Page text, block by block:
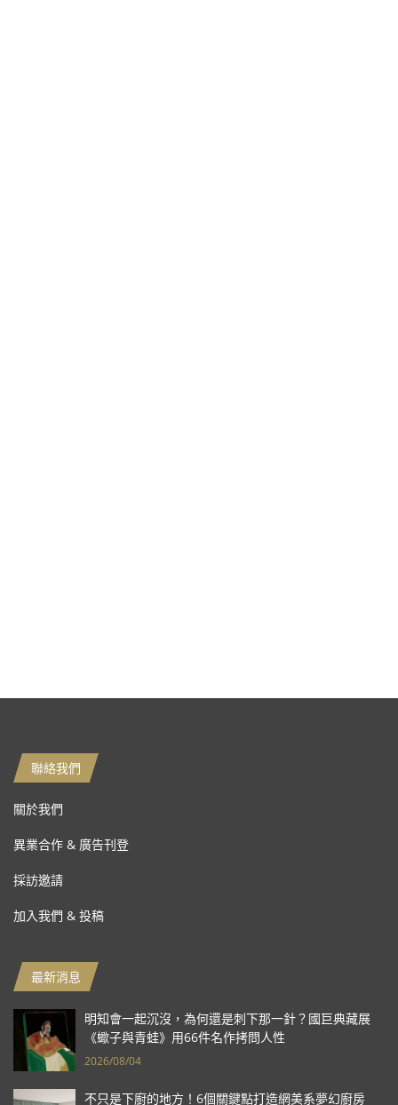
聯絡我們
關於我們
異業合作 & 廣告刊登
採訪邀請
加入我們 & 投稿
最新消息
明知會一起沉沒，為何還是刺下那一針？國巨典藏展
《蠍子與青蛙》用66件名作拷問人性
2026/08/04
不只是下廚的地方！6個關鍵點打造網美系夢幻廚房